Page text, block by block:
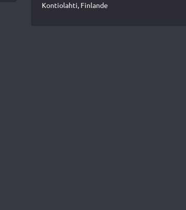
Kontiolahti, Finlande